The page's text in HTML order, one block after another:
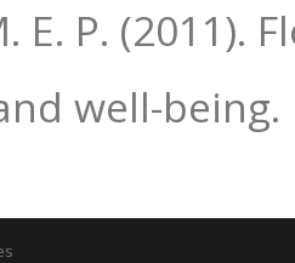
E. P.
well-being.